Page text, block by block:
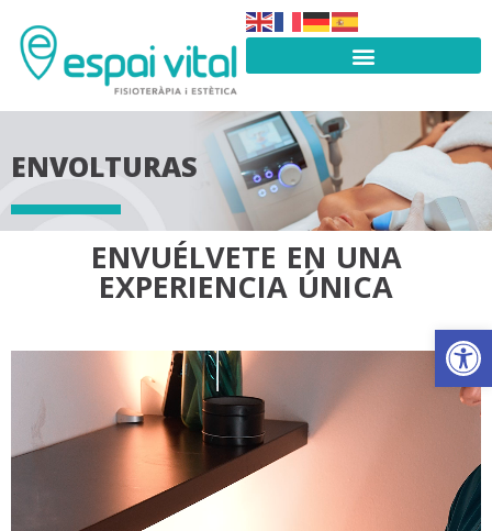
ENVOLTURAS
ENVUÉLVETE EN UNA
EXPERIENCIA ÚNICA